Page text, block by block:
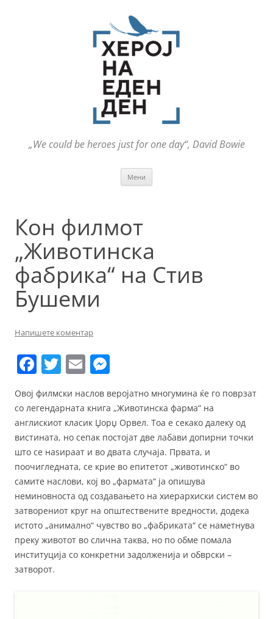
„We could be heroes just for one day“, David Bowie
Мени
Кон филмот
„Животинска
фабрика“ на Стив
Бушеми
Напишете коментар
F
a
c
e
b
o
o
k
T
itt
er
E
ai
l
ss
e
n
g
er
Овој филмски наслов веројатно многумина ќе го поврзат
со легендарната книга „Животинска фарма“ на
англискиот класик Џорџ Орвел. Тоа е секако далеку од
вистината, но сепак постојат две лабави допирни точки
што се наѕираат и во двата случаја. Првата, и
поочигледната, се крие во епитетот „животинско“ во
самите наслови, кој во „фармата“ ја опишува
неминовноста од создавањето на хиерархиски систем во
затворениот круг на општествените вредности, додека
истото „анимално“ чувство во „фабриката“ се наметнува
преку животот во слична таква, но по обме помала
институција со конкретни задолженија и обврски –
затворот.